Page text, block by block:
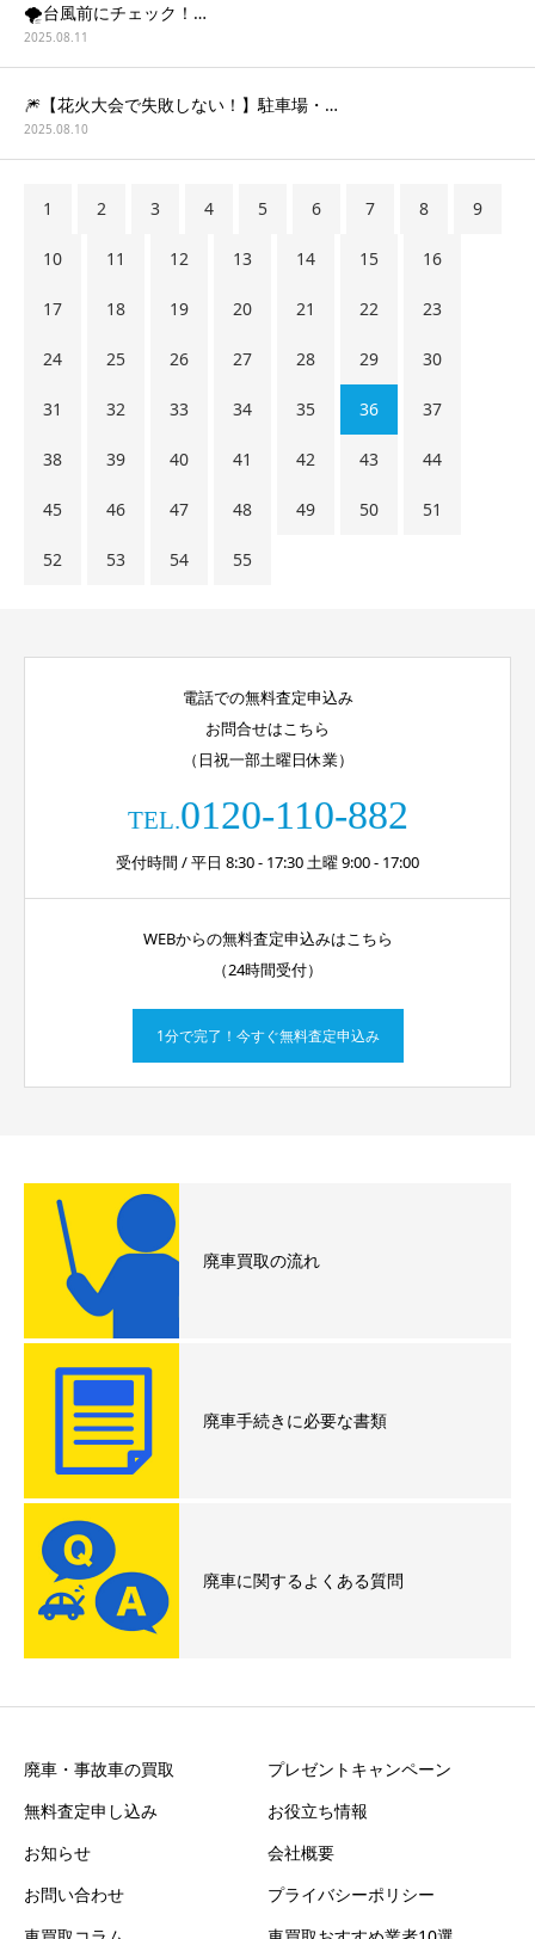
🌪️台風前にチェック！…
2025.08.11
🎆【花火大会で失敗しない！】駐車場・…
2025.08.10
1 2 3 4 5 6 7 8 9
10 11 12 13 14 15 16
17 18 19 20 21 22 23
24 25 26 27 28 29 30
31 32 33 34 35 36 37
38 39 40 41 42 43 44
45 46 47 48 49 50 51
52 53 54 55
電話での無料査定申込み
お問合せはこちら
（日祝一部土曜日休業）
TEL.0120-110-882
受付時間 / 平日 8:30 - 17:30 土曜 9:00 - 17:00
WEBからの無料査定申込みはこちら
（24時間受付）
1分で完了！今すぐ無料査定申込み
廃車買取の流れ
廃車手続きに必要な書類
廃車に関するよくある質問
廃車・事故車の買取
プレゼントキャンペーン
無料査定申し込み
お役立ち情報
お知らせ
会社概要
お問い合わせ
プライバシーポリシー